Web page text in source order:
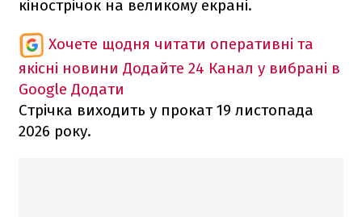
кінострічок на великому екрані.
Хочете щодня читати оперативні та
якісні новини Додайте 24 Канал у вибрані в
Google Додати
Стрічка виходить у прокат 19 листопада
2026 року.